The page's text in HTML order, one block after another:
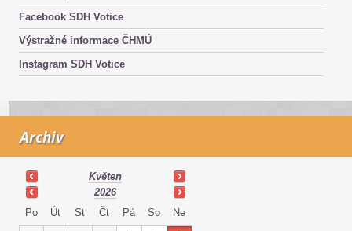
Facebook SDH Votice
Výstražné informace ČHMÚ
Instagram SDH Votice
Archiv
Květen
2026
Po
Út St Čt Pá So Ne